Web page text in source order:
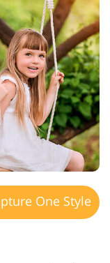
One Style